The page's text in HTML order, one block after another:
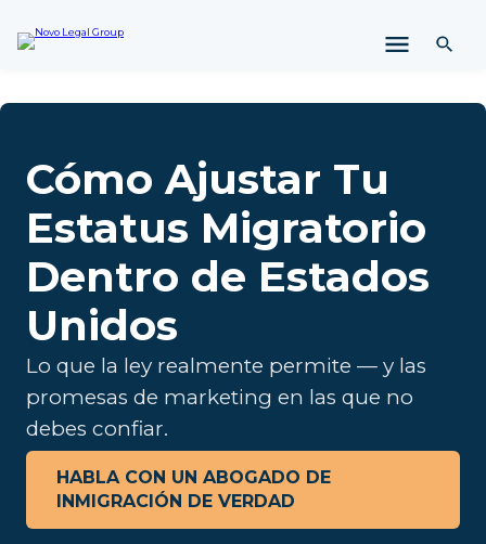
t
oCómo Ajustar Tu
Estatus Migratorio
Dentro de Estados
Unidos
Lo que la ley realmente permite — y las
promesas de marketing en las que no
debes confiar.
HABLA CON UN ABOGADO DE
INMIGRACIÓN DE VERDAD